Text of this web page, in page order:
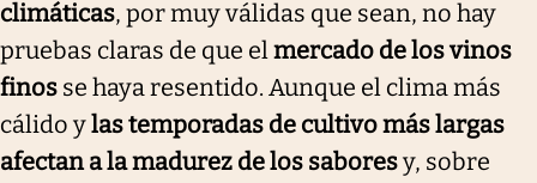
climáticas, por muy válidas que sean, no hay
pruebas claras de que elmercado de los vinos
finos se haya resentido. Aunque el clima más
cálido ylas temporadas de cultivo más largas
afectan a la madurez de los saboresy, sobre